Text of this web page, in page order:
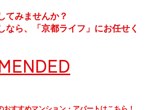
てみませんか？
なら、「京都ライフ」にお任せく